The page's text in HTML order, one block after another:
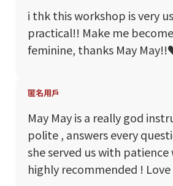
i thk this workshop is very
practical!! Make me
feminine, thanks May
匿名用戶
May May is a really god
polite , answers every
she served us with
highly recommended !